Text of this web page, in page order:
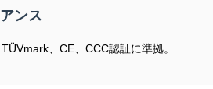
ンス
、CE、CCC認証に準拠。